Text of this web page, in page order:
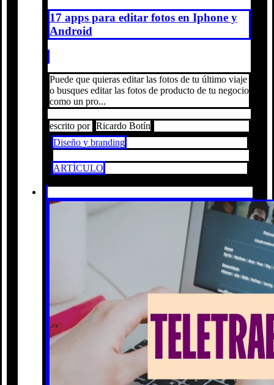
17 apps para editar fotos en Iphone y
Android
Puede que quieras editar las fotos de tu último viaje
o busques editar las fotos de producto de tu negocio
como un pro...
escrito por Ricardo Botín
Diseño y branding
ARTÍCULO